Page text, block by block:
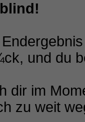
und du
dir im
zu weit